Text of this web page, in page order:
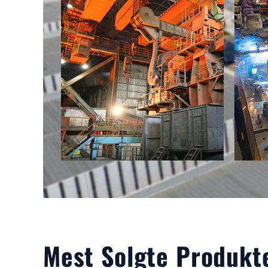
Mest Solgte